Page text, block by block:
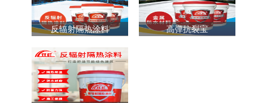
反辐射隔热涂料 高弹抗裂宝